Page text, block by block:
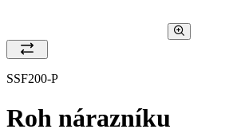
SSF200-P
Roh nárazníku